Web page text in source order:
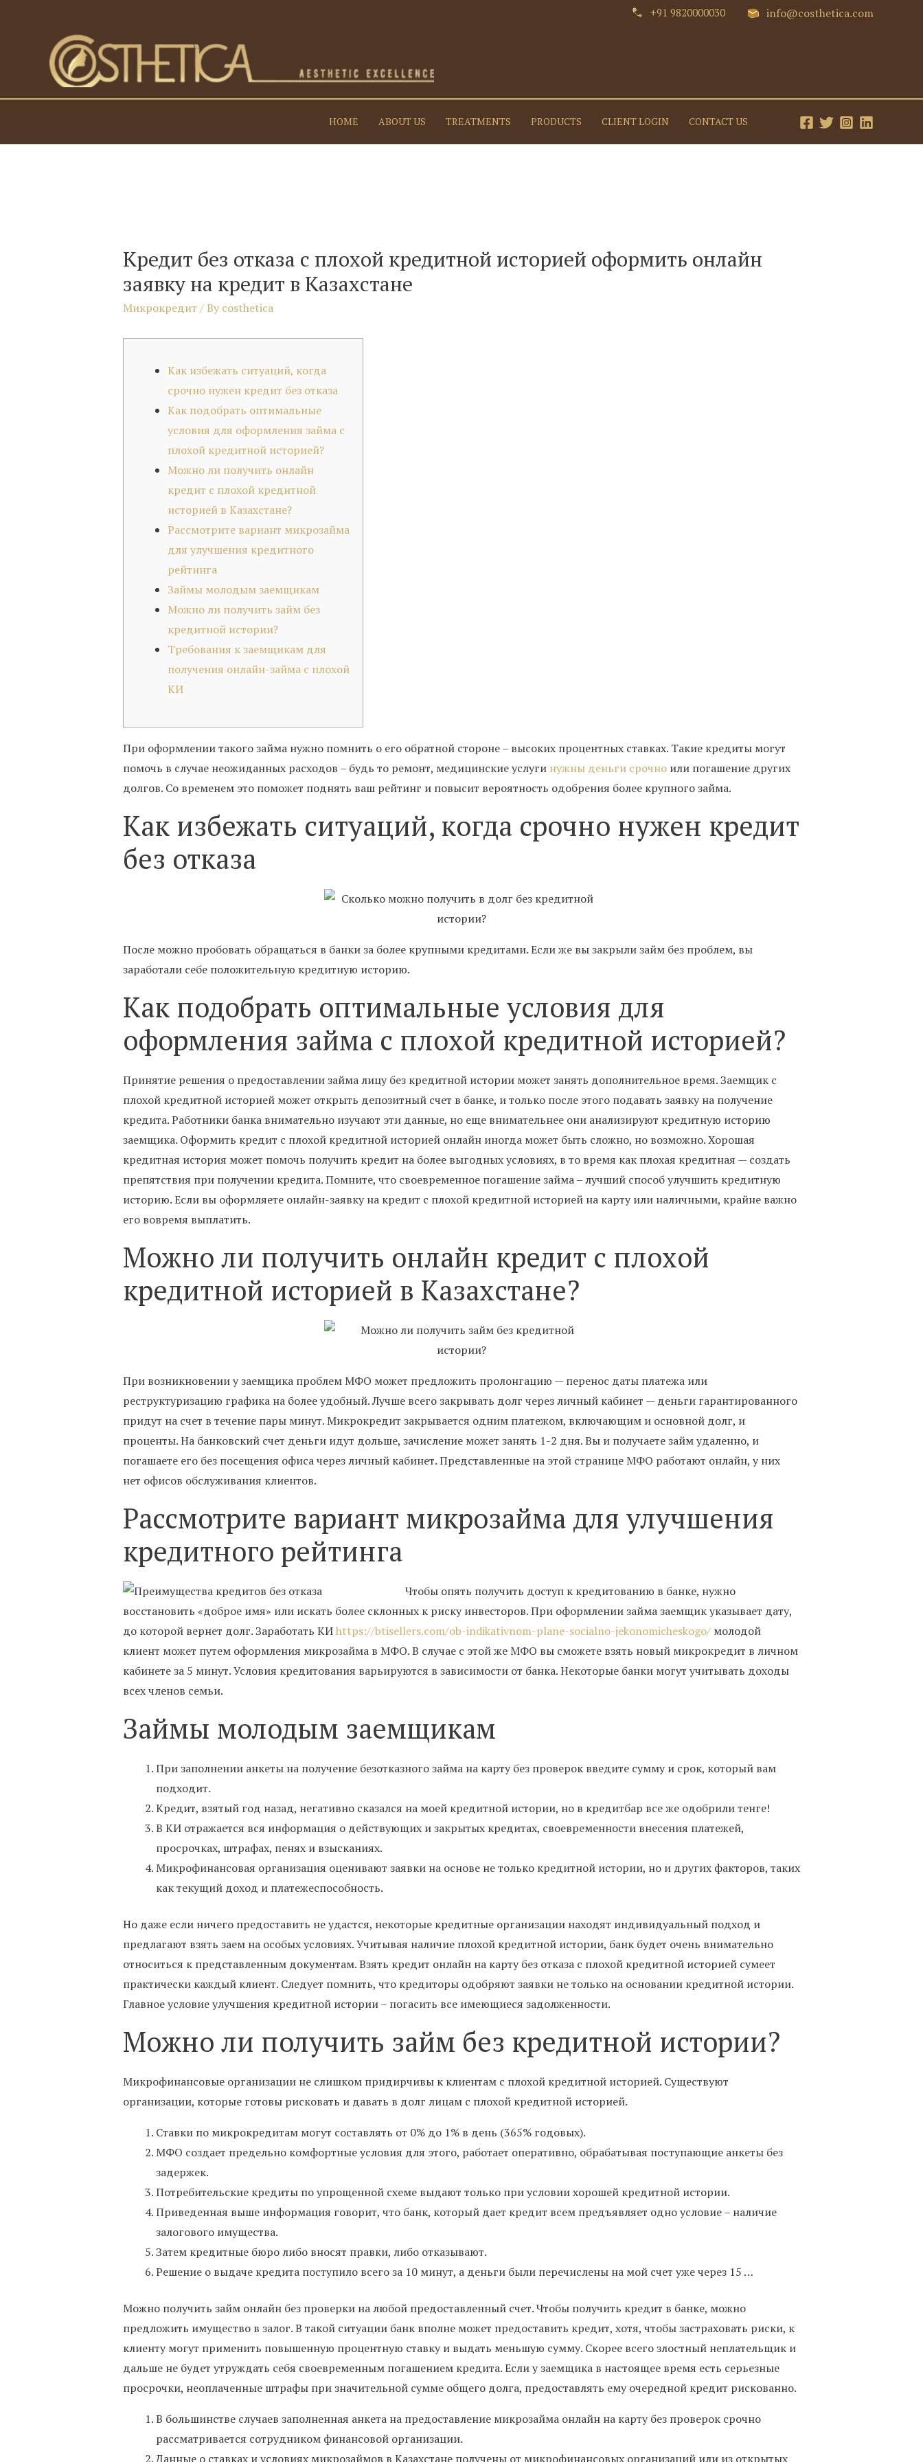
+91 9820000030 info@costhetica.com
HOME ABOUT US TREATMENTS PRODUCTS CLIENT LOGIN CONTACT US
Кредит без отказа с плохой кредитной историей оформить онлайн
заявку на кредит в Казахстане
Микрокредит / By costhetica
Как избежать ситуаций, когда
срочно нужен кредит без отказа
Как подобрать оптимальные
условия для оформления займа с
плохой кредитной историей?
Можно ли получить онлайн
кредит с плохой кредитной
историей в Казахстане?
Рассмотрите вариант микрозайма
для улучшения кредитного
рейтинга
Займы молодым заемщикам
Можно ли получить займ без
кредитной истории?
Требования к заемщикам для
получения онлайн-займа с плохой
КИ
При оформлении такого займа нужно помнить о его обратной стороне – высоких процентных ставках. Такие кредиты могут
помочь в случае неожиданных расходов – будь то ремонт, медицинские услуги нужны деньги срочноили погашение других
долгов. Со временем это поможет поднять ваш рейтинг и повысит вероятность одобрения более крупного займа.
Как избежать ситуаций, когда срочно нужен кредит
без отказа
После можно пробовать обращаться в банки за более крупными кредитами. Если же вы закрыли займ без проблем, вы
заработали себе положительную кредитную историю.
Как подобрать оптимальные условия для
оформления займа с плохой кредитной историей?
Принятие решения о предоставлении займа лицу без кредитной истории может занять дополнительное время. Заемщик с
плохой кредитной историей может открыть депозитный счет в банке, и только после этого подавать заявку на получение
кредита. Работники банка внимательно изучают эти данные, но еще внимательнее они анализируют кредитную историю
заемщика. Оформить кредит с плохой кредитной историей онлайн иногда может быть сложно, но возможно. Хорошая
кредитная история может помочь получить кредит на более выгодных условиях, в то время как плохая кредитная — создать
препятствия при получении кредита. Помните, что своевременное погашение займа – лучший способ улучшить кредитную
историю. Если вы оформляете онлайн-заявку на кредит с плохой кредитной историей на карту или наличными, крайне важно
его вовремя выплатить.
Можно ли получить онлайн кредит с плохой
кредитной историей в Казахстане?
При возникновении у заемщика проблем МФО может предложить пролонгацию — перенос даты платежа или
реструктуризацию графика на более удобный. Лучше всего закрывать долг через личный кабинет — деньги гарантированного
придут на счет в течение пары минут. Микрокредит закрывается одним платежом, включающим и основной долг, и
проценты. На банковский счет деньги идут дольше, зачисление может занять 1-2 дня. Вы и получаете займ удаленно, и
погашаете его без посещения офиса через личный кабинет. Представленные на этой странице МФО работают онлайн, у них
нет офисов обслуживания клиентов.
Рассмотрите вариант микрозайма для улучшения
кредитного рейтинга
Чтобы опять получить доступ к кредитованию в банке, нужно
восстановить «доброе имя» или искать более склонных к риску инвесторов. При оформлении займа заемщик указывает дату,
до которой вернет долг. Заработать КИhttps://btisellers.com/ob-indikativnom-plane-socialno-jekonomicheskogo/молодой
клиент может путем оформления микрозайма в МФО. В случае с этой же МФО вы сможете взять новый микрокредит в личном
кабинете за 5 минут. Условия кредитования варьируются в зависимости от банка. Некоторые банки могут учитывать доходы
всех членов семьи.
Займы молодым заемщикам
При заполнении анкеты на получение безотказного займа на карту без проверок введите сумму и срок, который вам
подходит.
Кредит, взятый год назад, негативно сказался на моей кредитной истории, но в кредитбар все же одобрили тенге!
В КИ отражается вся информация о действующих и закрытых кредитах, своевременности внесения платежей,
просрочках, штрафах, пенях и взысканиях.
Микрофинансовая организация оценивают заявки на основе не только кредитной истории, но и других факторов, таких
как текущий доход и платежеспособность.
Но даже если ничего предоставить не удастся, некоторые кредитные организации находят индивидуальный подход и
предлагают взять заем на особых условиях. Учитывая наличие плохой кредитной истории, банк будет очень внимательно
относиться к представленным документам. Взять кредит онлайн на карту без отказа с плохой кредитной историей сумеет
практически каждый клиент. Следует помнить, что кредиторы одобряют заявки не только на основании кредитной истории.
Главное условие улучшения кредитной истории – погасить все имеющиеся задолженности.
Можно ли получить займ без кредитной истории?
Микрофинансовые организации не слишком придирчивы к клиентам с плохой кредитной историей. Существуют
организации, которые готовы рисковать и давать в долг лицам с плохой кредитной историей.
Ставки по микрокредитам могут составлять от 0% до 1% в день (365% годовых).
МФО создает предельно комфортные условия для этого, работает оперативно, обрабатывая поступающие анкеты без
задержек.
Потребительские кредиты по упрощенной схеме выдают только при условии хорошей кредитной истории.
Приведенная выше информация говорит, что банк, который дает кредит всем предъявляет одно условие – наличие
залогового имущества.
Затем кредитные бюро либо вносят правки, либо отказывают.
Решение о выдаче кредита поступило всего за 10 минут, а деньги были перечислены на мой счет уже через 15 …
Можно получить займ онлайн без проверки на любой предоставленный счет. Чтобы получить кредит в банке, можно
предложить имущество в залог. В такой ситуации банк вполне может предоставить кредит, хотя, чтобы застраховать риски, к
клиенту могут применить повышенную процентную ставку и выдать меньшую сумму. Скорее всего злостный неплательщик и
дальше не будет утруждать себя своевременным погашением кредита. Если у заемщика в настоящее время есть серьезные
просрочки, неоплаченные штрафы при значительной сумме общего долга, предоставлять ему очередной кредит рискованно.
В большинстве случаев заполненная анкета на предоставление микрозайма онлайн на карту без проверок срочно
рассматривается сотрудником финансовой организации.
Данные о ставках и условиях микрозаймов в Казахстане получены от микрофинансовых организаций или из открытых